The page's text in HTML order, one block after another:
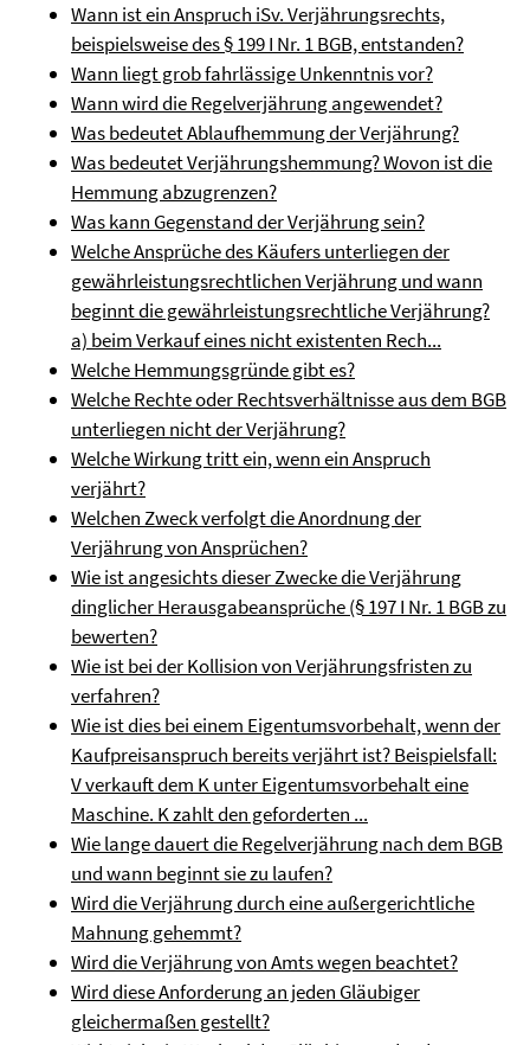
Wann ist ein Anspruch iSv. Verjährungsrechts,
beispielsweise des § 199 I Nr. 1 BGB, entstanden?
Wann liegt grob fahrlässige Unkenntnis vor?
Wann wird die Regelverjährung angewendet?
Was bedeutet Ablaufhemmung der Verjährung?
Was bedeutet Verjährungshemmung? Wovon ist die
Hemmung abzugrenzen?
Was kann Gegenstand der Verjährung sein?
Welche Ansprüche des Käufers unterliegen der
gewährleistungsrechtlichen Verjährung und wann
beginnt die gewährleistungsrechtliche Verjährung?
a) beim Verkauf eines nicht existenten Rech...
Welche Hemmungsgründe gibt es?
Welche Rechte oder Rechtsverhältnisse aus dem BGB
unterliegen nicht der Verjährung?
Welche Wirkung tritt ein, wenn ein Anspruch
verjährt?
Welchen Zweck verfolgt die Anordnung der
Verjährung von Ansprüchen?
Wie ist angesichts dieser Zwecke die Verjährung
dinglicher Herausgabeansprüche (§ 197 I Nr. 1 BGB zu
bewerten?
Wie ist bei der Kollision von Verjährungsfristen zu
verfahren?
Wie ist dies bei einem Eigentumsvorbehalt, wenn der
Kaufpreisanspruch bereits verjährt ist? Beispielsfall:
V verkauft dem K unter Eigentumsvorbehalt eine
Maschine. K zahlt den geforderten ...
Wie lange dauert die Regelverjährung nach dem BGB
und wann beginnt sie zu laufen?
Wird die Verjährung durch eine außergerichtliche
Mahnung gehemmt?
Wird die Verjährung von Amts wegen beachtet?
Wird diese Anforderung an jeden Gläubiger
gleichermaßen gestellt?